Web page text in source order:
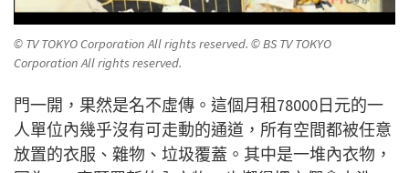
© TV TOKYO Corporation All rights reserved. © BS TV TOKYO
Corporation All rights reserved.
門一開，果然是名不虛傳。這個月租78000日元的一
人單位內幾乎沒有可走動的通道，所有空間都被任意
放置的衣服、雜物、垃圾覆蓋。其中是一堆內衣物，